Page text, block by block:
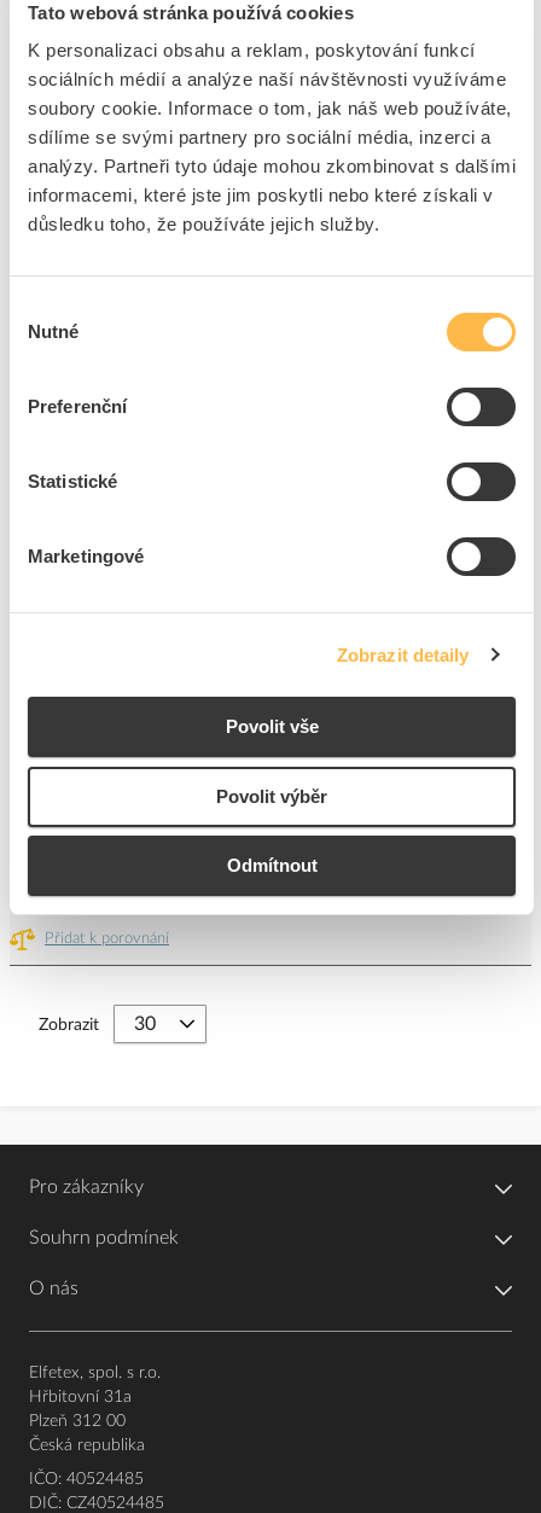
Tato webová stránka používá cookies
K personalizaci obsahu a reklam, poskytování funkcí
sociálních médií a analýze naší návštěvnosti využíváme
soubory cookie. Informace o tom, jak náš web používáte,
sdílíme se svými partnery pro sociální média, inzerci a
analýzy. Partneři tyto údaje mohou zkombinovat s dalšími
informacemi, které jste jim poskytli nebo které získali v
důsledku toho, že používáte jejich služby.
souhlasu
Nutné
Preferenční
Statistické
Marketingové
Zobrazit detaily
Povolit vše
Povolit výběr
Odmítnout
27 ks
KIWA Zásuvka ZPO D LMO1 KIWA přepěťová bílá
Kód ELFETEX
10.973.061
EAN
8586006774456
KIWA Dvojzásuvka TANGO ZPO s ochranou před
8586006774517
Značka
KIWA
Přidat k porovnání
13 ks
Zobrazit
Pro zákazníky
Souhrn podmínek
O nás
Elfetex, spol. s r.o.
Hřbitovní 31a
Plzeň 312 00
Česká republika
IČO: 40524485
DIČ: CZ40524485